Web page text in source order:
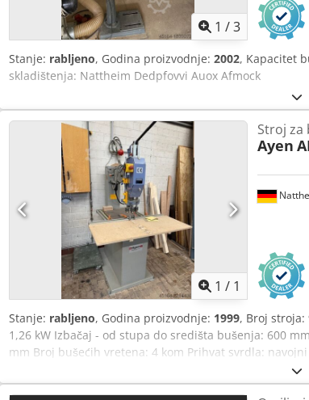
1 /3
Stanje: rabljeno, Godina proizvodnje: 2002, Kapacitet
skladištenja: Nattheim Dedpfovvi Auox Afmock
1 / 1
Stroj za
Ayen
Stanje: rabljeno, Godina proizvodnje: 1999, Broj stroja:
1,26 kW Izbačaj - od stupa do središta bušenja: 600
mm Broj bušećih vretena: 4 kom Prihvat svrdla:
bušenja: 70 mm Broj okretaja: 1400 / 2800 o/min
visina / visina radnog stola: 890 mm Dcjdpfxjzd Hnto